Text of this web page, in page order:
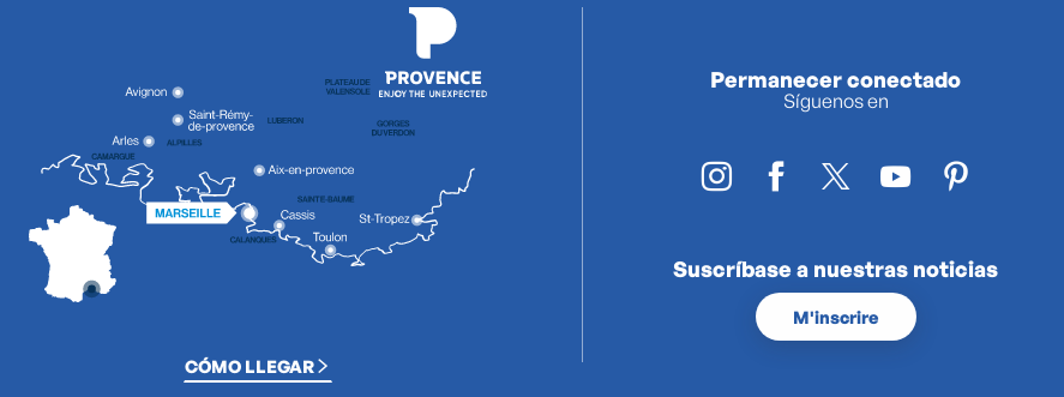
CÓMO LLEGAR
Permanecer conectado
Síguenos en
Suscríbase a nuestras noticias
M'inscrire